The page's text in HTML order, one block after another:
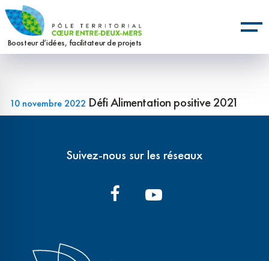
Aller
au
contenu
Boosteur d’idées, facilitateur de projets
10 novembre 2022 Défi Alimentation positive 2021
Suivez-nous sur les réseaux
Panneau de gestion des cookies